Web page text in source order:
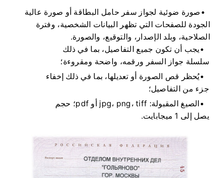
صورة ضوئية لجواز سفر حامل البطاقة أو صورة عالية
الجودة للصفحات التي تظهر البيانات الشخصية، وفترة
الصلاحية، وبلد الإصدار، والتوقيع، والصورة.
يجب أن تكون جميع التفاصيل، بما في ذلك
سلسلة جواز السفر ورقمه، واضحة ومقروءة؛
يُحظر قص الصورة أو تعديلها، بما في ذلك إخفاء
جزء من التفاصيل؛
الصيغ المقبولة: jpg، png، tiff أو pdf؛ حجم
يصل إلى 1 ميجابايت.